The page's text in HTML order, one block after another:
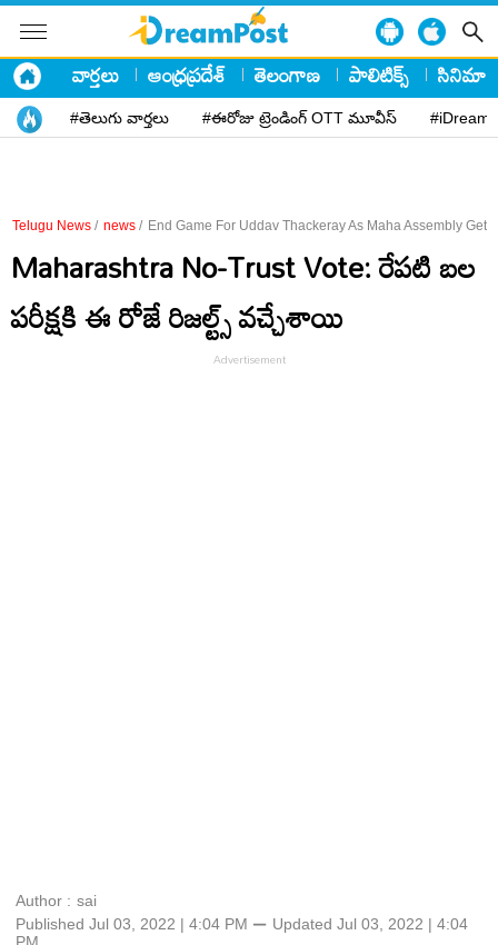
వార్తలు ఆంధ్రప్రదేశ్ తెలంగాణ పాలిటిక్స్ సినిమా
#తెలుగు వార్తలు #ఈరోజు ట్రెండింగ్ OTT మూవీస్
Telugu News / news / End Game For Uddav Thackeray As Maha Assembly
Maharashtra No-Trust Vote: రేపటి బ‌ల
ప‌రీక్షకి ఈ రోజే రిజ‌ల్ట్స్ వ‌చ్చేశాయి
Author : sai
Published Jul 03, 2022 | 4:04 PM ⚊ Updated Jul 03, 2022 | 4:04